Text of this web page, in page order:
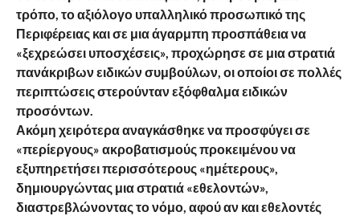
τρόπο, το αξιόλογο υπαλληλικό προσωπικό της
Περιφέρειας και σε μια άγαρμπη προσπάθεια να
«ξεχρεώσει υποσχέσεις», προχώρησε σε μια στρατιά
πανάκριβων ειδικών συμβούλων, οι οποίοι σε πολλές
περιπτώσεις στερούνταν εξόφθαλμα ειδικών
προσόντων.
Ακόμη χειρότερα αναγκάσθηκε να προσφύγει σε
«περίεργους» ακροβατισμούς προκειμένου να
εξυπηρετήσει περισσότερους «ημέτερους»,
δημιουργώντας μια στρατιά «εθελοντών»,
διαστρεβλώνοντας το νόμο, αφού αν και εθελοντές